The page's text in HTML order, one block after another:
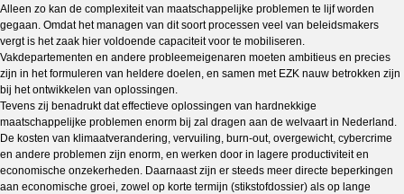
Alleen zo kan de complexiteit van maatschappelijke problemen te lijf worden
gegaan. Omdat het managen van dit soort processen veel van beleidsmakers
vergt is het zaak hier voldoende capaciteit voor te mobiliseren.
Vakdepartementen en andere probleemeigenaren moeten ambitieus en precies
zijn in het formuleren van heldere doelen, en samen met EZK nauw betrokken zijn
bij het ontwikkelen van oplossingen.
Tevens zij benadrukt dat effectieve oplossingen van hardnekkige
maatschappelijke problemen enorm bij zal dragen aan de welvaart in Nederland.
De kosten van klimaatverandering, vervuiling, burn-out, overgewicht, cybercrime
en andere problemen zijn enorm, en werken door in lagere productiviteit en
economische onzekerheden. Daarnaast zijn er steeds meer directe beperkingen
aan economische groei, zowel op korte termijn (stikstofdossier) als op lange